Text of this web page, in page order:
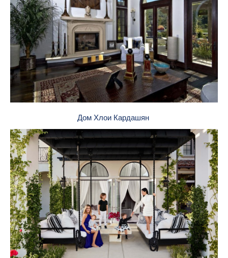
Дом Хлои Кардашян